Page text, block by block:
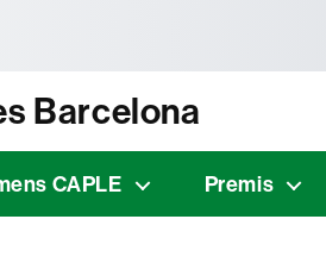
Barcelona
CAPLE Premis